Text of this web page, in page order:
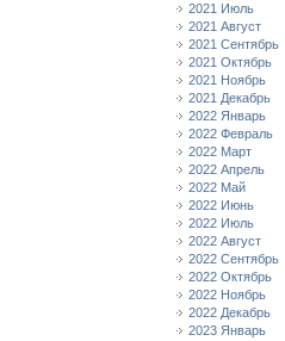
2021 Июль
2021 Август
2021 Сентябрь
2021 Октябрь
2021 Ноябрь
2021 Декабрь
2022 Январь
2022 Февраль
2022 Март
2022 Апрель
2022 Май
2022 Июнь
2022 Июль
2022 Август
2022 Сентябрь
2022 Октябрь
2022 Ноябрь
2022 Декабрь
2023 Январь